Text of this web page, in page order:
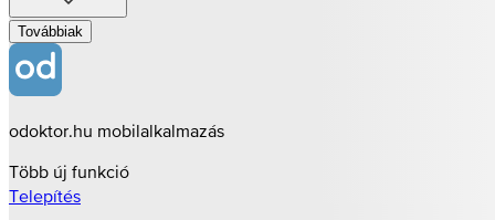
Továbbiak
odoktor.hu mobilalkalmazás
Több új funkció
Telepítés